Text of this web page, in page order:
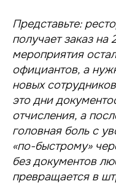
Представьте:
получает заказ
мероприятия
официантов, а
новых
это дни
отчисления, а
головная боль с
«по-быстрому»
без документов
превращается в